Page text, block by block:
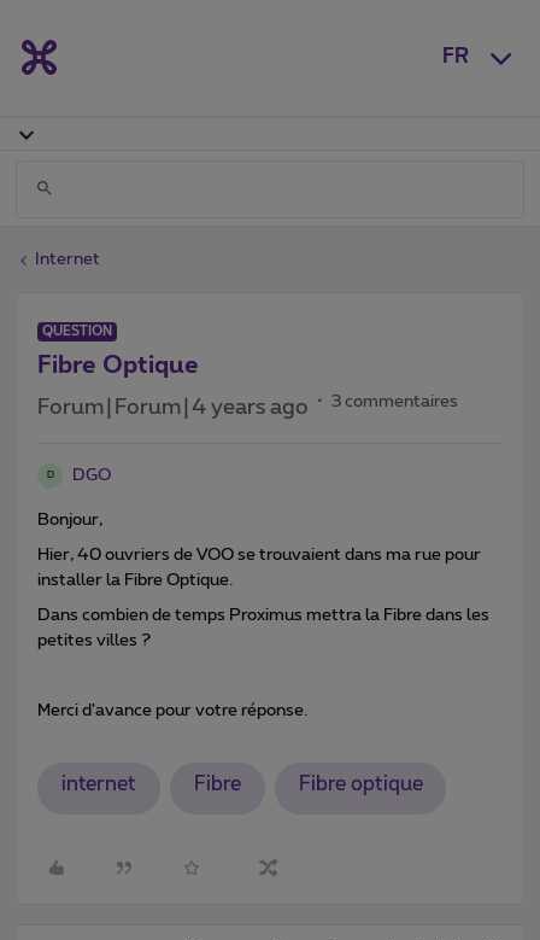
FR
Internet
QUESTION
Fibre Optique
Forum|Forum|4 years ago 3 commentaires
D DGO
Bonjour,
Hier, 40 ouvriers de VOO se trouvaient dans ma rue pour
installer la Fibre Optique.
Dans combien de temps Proximus mettra la Fibre dans les
petites villes ?
Merci d’avance pour votre réponse.
internet Fibre Fibre optique